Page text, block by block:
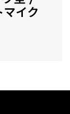
イク